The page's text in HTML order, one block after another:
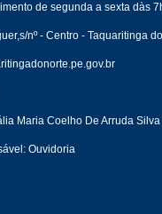
de segunda a sexta dàs
nº - Centro - Taquaritinga
Maria Coelho De Arruda Silva
Ouvidoria